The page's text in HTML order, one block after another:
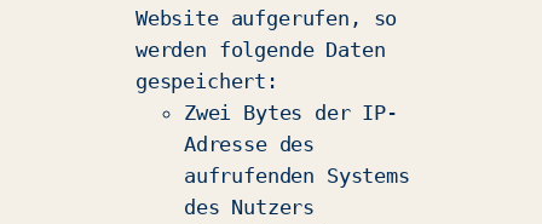
Website aufgerufen, so
werden folgende Daten
gespeichert:
Zwei Bytes der IP-
Adresse des
aufrufenden Systems
des Nutzers